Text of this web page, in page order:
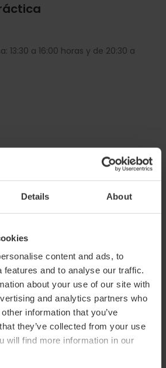
Details About
content and ads, to
features and to analyse our traffic.
about your use of our site with
and analytics partners who
information that you’ve
they’ve collected from your use
will find more information in our
13:30 a 16:00 horas y de 20:30 a